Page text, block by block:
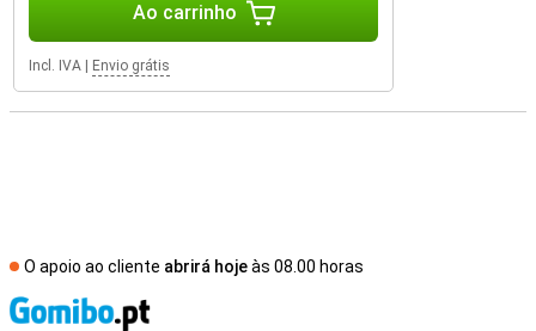
Ao carrinho
Incl. IVA Envio grátis
O apoio ao cliente abrirá hojeàs 08.00 horas